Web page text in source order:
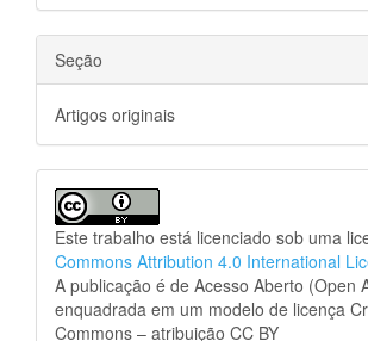
Seção
Artigos originais
Este trabalho está licenciado sob uma
Commons Attribution 4.0 International
A publicação é de Acesso Aberto (Open
enquadrada em um modelo de licença
Commons – atribuição CC BY